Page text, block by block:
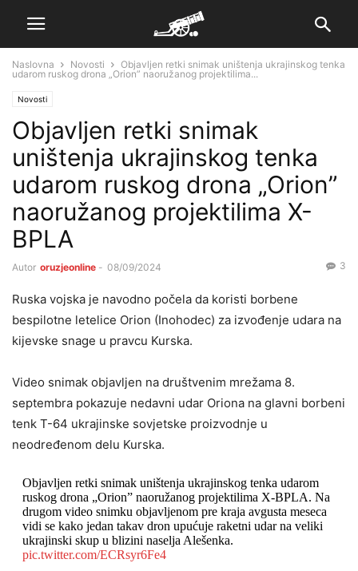
Naslovna Novosti
Objavljen retki snimak uništenja ukrajinskog tenka
udarom ruskog drona „Orion” naoružanog projektilima...
Novosti
Objavljen retki snimak
uništenja ukrajinskog tenka
udarom ruskog drona „Orion”
naoružanog projektilima X-
BPLA
Autor oruzjeonline - 08/09/2024 3
Ruska vojska je navodno počela da koristi borbene
bespilotne letelice Orion (Inohodec) za izvođenje udara na
kijevske snage u pravcu Kurska.
Video snimak objavljen na društvenim mrežama 8.
septembra pokazuje nedavni udar Oriona na glavni borbeni
tenk T-64 ukrajinske sovjetske proizvodnje u
neodređenom delu Kurska.
Objavljen retki snimak uništenja ukrajinskog tenka udarom
ruskog drona „Orion” naoružanog projektilima X-BPLA. Na
drugom video snimku objavljenom pre kraja avgusta meseca
vidi se kako jedan takav dron upućuje raketni udar na veliki
ukrajinski skup u blizini naselja Alešenka.
pic.twitter.com/ECRsyr6Fe4